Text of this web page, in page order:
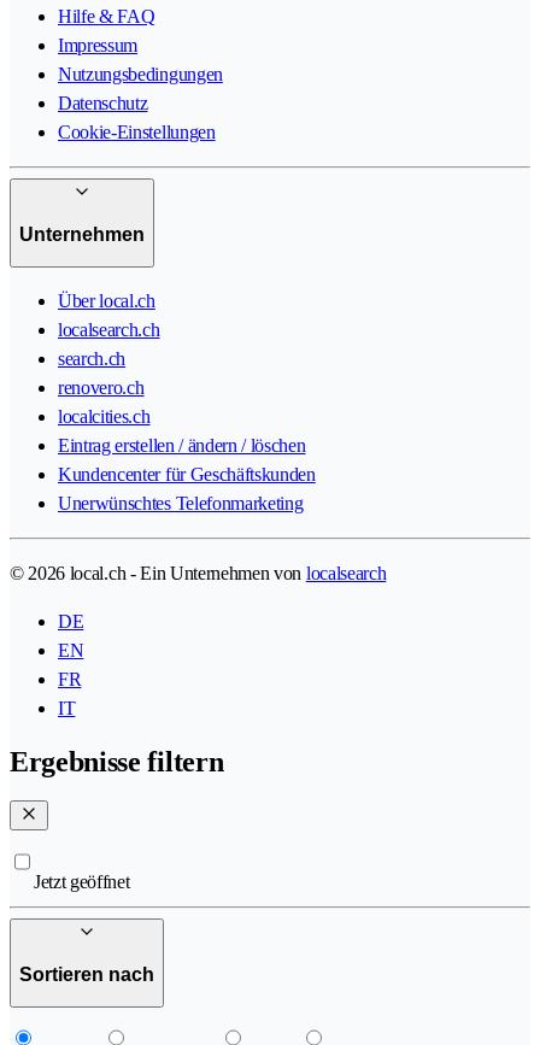
Hilfe & FAQ
Impressum
Nutzungsbedingungen
Datenschutz
Cookie-Einstellungen
Unternehmen
Über local.ch
localsearch.ch
search.ch
renovero.ch
localcities.ch
Eintrag erstellen / ändern / löschen
Kundencenter für Geschäftskunden
Unerwünschtes Telefonmarketing
© 2026 local.ch - Ein Unternehmen von localsearch
DE
EN
FR
IT
Ergebnisse filtern
Jetzt geöffnet
Sortieren nach